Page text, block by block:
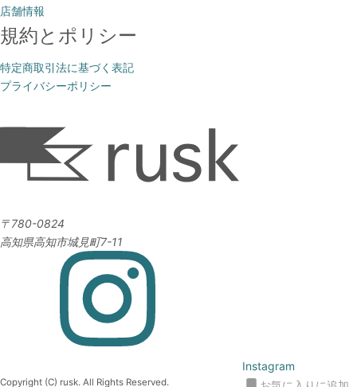
店舗情報
規約とポリシー
特定商取引法に基づく表記
プライバシーポリシー
〒780-0824
高知県高知市城見町7-11
Instagram
Copyright (C) rusk. All Rights Reserved.